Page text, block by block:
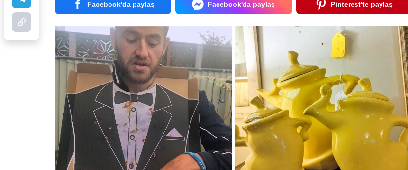
Facebook'da paylaş Facebook'da paylaş Pinterest'te paylaş